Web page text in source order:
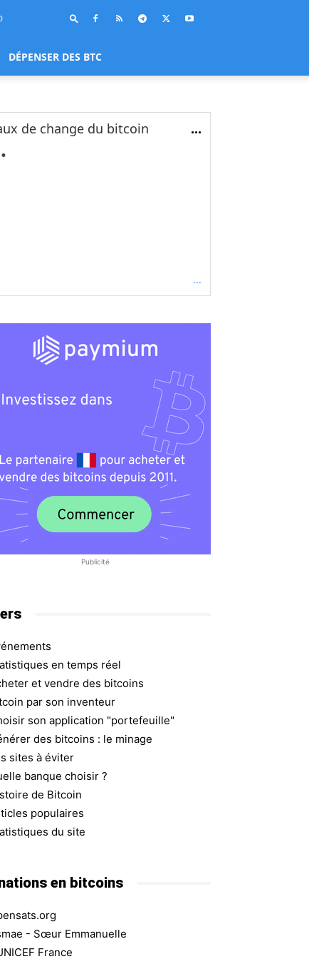
DÉPENSER DES BTC
de change du bitcoin ...
...
Publicité
en temps réel
et vendre des bitcoins
par son inventeur
son application "portefeuille"
des bitcoins : le minage
sites à éviter
banque choisir ?
de Bitcoin
populaires
du site
en bitcoins
- Sœur Emmanuelle
France